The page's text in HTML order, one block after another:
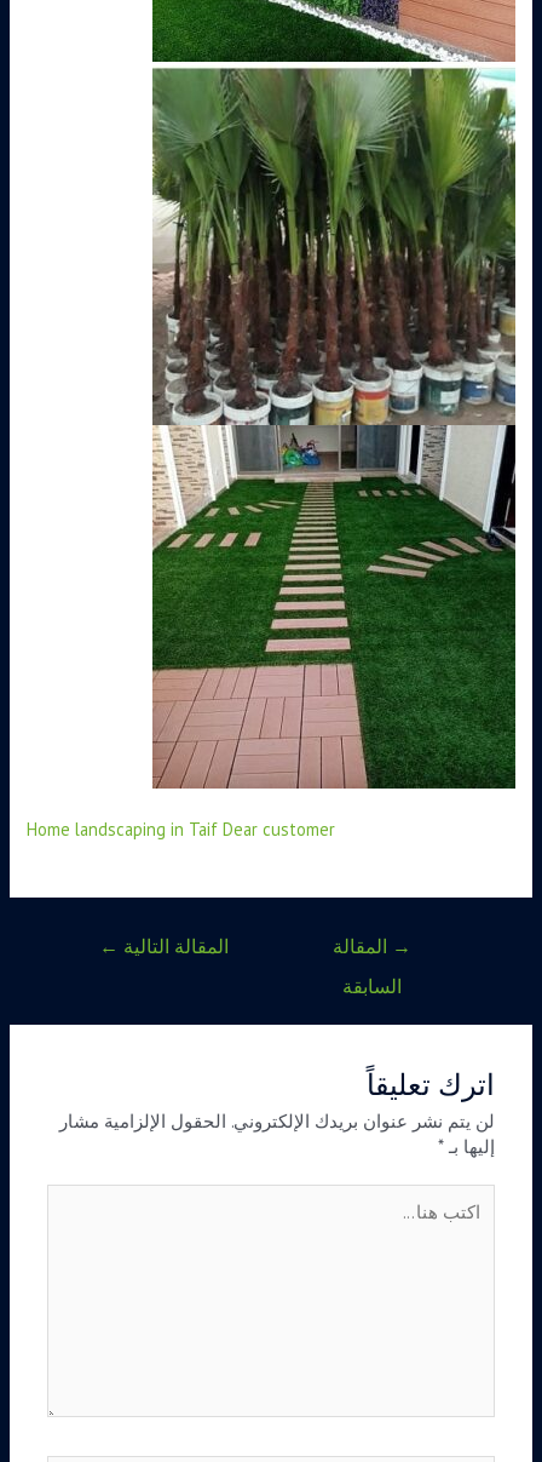
Home landscaping in Taif Dear customer
→ المقالة
السابقة
المقالة التالية ←
اترك تعليقاً
لن يتم نشر عنوان بريدك الإلكتروني. الحقول الإلزامية مشار
إليها بـ*
هنا...